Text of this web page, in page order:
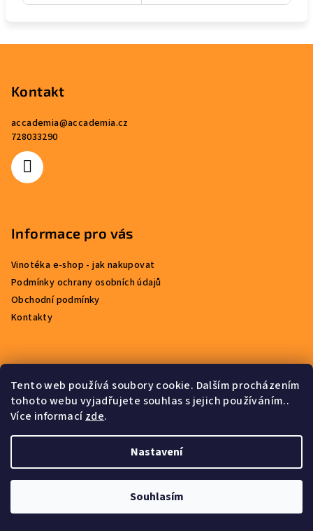
Tento web používá soubory cookie. Dalším procházením
tohoto webu vyjadřujete souhlas s jejich používáním..
Více informacízde.
Nastavení
Souhlasím
Kontakt
accademia@accademia.cz
728033290
Informace pro vás
Vinotéka e-shop - jak nakupovat
Podmínky ochrany osobních údajů
Obchodní podmínky
Kontakty
Přijímáme online platby
Vytvořil Shoptet